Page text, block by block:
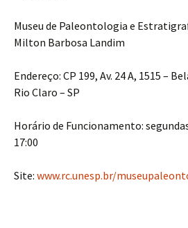
Museu de Paleontologia e
Milton Barbosa Landim
Endereço: CP 199, Av. 24 A, 1515 –
Rio Claro – SP
Horário de Funcionamento:
17:00
Site: www.rc.unesp.br/